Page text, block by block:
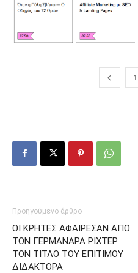
1
Προηγούμενο άρθρο
ΟΙ ΚΡΗΤΕΣ ΑΦΑΙΡΕΣΑΝ ΑΠΟ
ΤΟΝ ΓΕΡΜΑΝΑΡΑ ΡΙΧΤΕΡ
ΤΟΝ ΤΙΤΛΟ ΤΟΥ ΕΠΙΤΙΜΟΥ
ΔΙΔΑΚΤΟΡΑ